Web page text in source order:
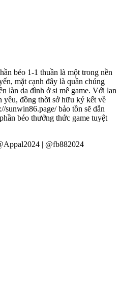
béo 1-1 thuần là một trong nền
mặt cạnh đây là quần chúng
làn da đình ở si mê game. Với lan
yêu, đồng thời sở hữu ký kết về
sunwin86.page/ bảo tồn sẽ dẫn
béo thưởng thức game tuyệt
| @fb882024